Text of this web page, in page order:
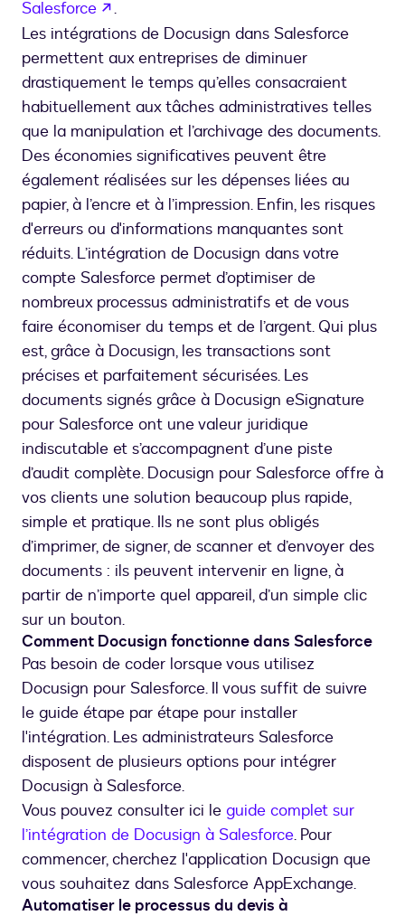
Salesforce s’ouvre dans un nouvel onglet
.
Les intégrations de Docusign dans Salesforce
permettent aux entreprises de diminuer
drastiquement le temps qu’elles consacraient
habituellement aux tâches administratives telles
que la manipulation et l’archivage des documents.
Des économies significatives peuvent être
également réalisées sur les dépenses liées au
papier, à l’encre et à l’impression. Enfin, les risques
d'erreurs ou d'informations manquantes sont
réduits. L’intégration de Docusign dans votre
compte Salesforce permet d’optimiser de
nombreux processus administratifs et de vous
faire économiser du temps et de l’argent. Qui plus
est, grâce à Docusign, les transactions sont
précises et parfaitement sécurisées. Les
documents signés grâce à Docusign eSignature
pour Salesforce ont une valeur juridique
indiscutable et s’accompagnent d’une piste
d’audit complète. Docusign pour Salesforce offre à
vos clients une solution beaucoup plus rapide,
simple et pratique. Ils ne sont plus obligés
d’imprimer, de signer, de scanner et d’envoyer des
documents : ils peuvent intervenir en ligne, à
partir de n’importe quel appareil, d’un simple clic
sur un bouton.
Comment Docusign fonctionne dans Salesforce
Pas besoin de coder lorsque vous utilisez
Docusign pour Salesforce. Il vous suffit de suivre
le guide étape par étape pour installer
l'intégration. Les administrateurs Salesforce
disposent de plusieurs options pour intégrer
Docusign à Salesforce.
Vous pouvez consulter ici le guide complet sur
l’intégration de Docusign à Salesforce. Pour
commencer, cherchez l'application Docusign que
vous souhaitez dans Salesforce AppExchange.
Automatiser le processus du devis à